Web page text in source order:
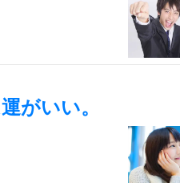
がいい。